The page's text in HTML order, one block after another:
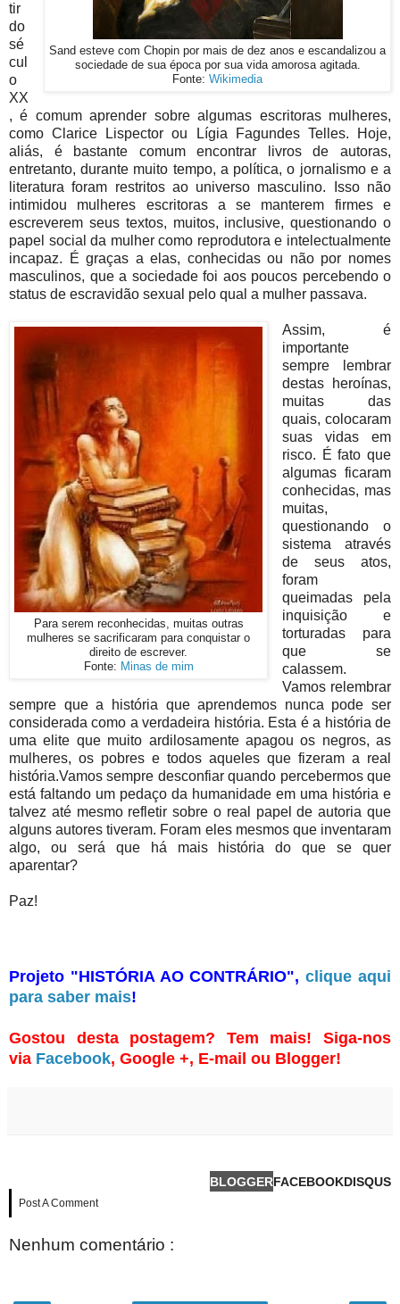
Sand esteve com Chopin por mais de dez anos e escandalizou a
sociedade de sua época por sua vida amorosa agitada.
Fonte: Wikimedia
tir
do
sé
cul
o
XX
, é comum aprender sobre algumas escritoras mulheres,
como Clarice Lispector ou Lígia Fagundes Telles. Hoje,
aliás, é bastante comum encontrar livros de autoras,
entretanto, durante muito tempo, a política, o jornalismo e a
literatura foram restritos ao universo masculino. Isso não
intimidou mulheres escritoras a se manterem firmes e
escreverem seus textos, muitos, inclusive, questionando o
papel social da mulher como reprodutora e intelectualmente
incapaz. É graças a elas, conhecidas ou não por nomes
masculinos, que a sociedade foi aos poucos percebendo o
status de escravidão sexual pelo qual a mulher passava.
Para serem reconhecidas, muitas outras
mulheres se sacrificaram para conquistar o
direito de escrever.
Fonte: Minas de mim
Assim, é
importante
sempre lembrar
destas heroínas,
muitas das
quais, colocaram
suas vidas em
risco. É fato que
algumas ficaram
conhecidas, mas
muitas,
questionando o
sistema através
de seus atos,
foram
queimadas pela
inquisição e
torturadas para
que se
calassem.
Vamos relembrar
sempre que a história que aprendemos nunca pode ser
considerada como a verdadeira história. Esta é a história de
uma elite que muito ardilosamente apagou os negros, as
mulheres, os pobres e todos aqueles que fizeram a real
história.Vamos sempre desconfiar quando percebermos que
está faltando um pedaço da humanidade em uma história e
talvez até mesmo refletir sobre o real papel de autoria que
alguns autores tiveram. Foram eles mesmos que inventaram
algo, ou será que há mais história do que se quer
aparentar?
Paz!
Projeto "HISTÓRIA AO CONTRÁRIO", clique aqui
para saber mais!
Gostou desta postagem? Tem mais! Siga-nos
via Facebook, Google +, E-mail ou Blogger!
Post A Comment
BLOGGERFACEBOOKDISQUS
Nenhum comentário :